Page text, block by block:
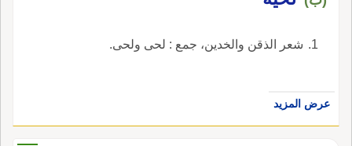
شعر الذقن والخدين، جمع : لحى ولحى.
عرض المزيد